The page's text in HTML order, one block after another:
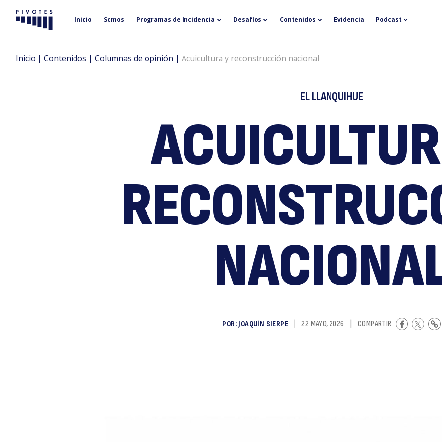
y
Pivotes Inicio Somos Programas de Incidencia Desafíos Contenidos Evidencia Podcast
Inicio | Contenidos | Columnas de opinión | Acuicultura y reconstrucción nacional
EL LLANQUIHUE
POR: JOAQUÍN SIERPE 22 MAYO, 2026 COMPARTIR